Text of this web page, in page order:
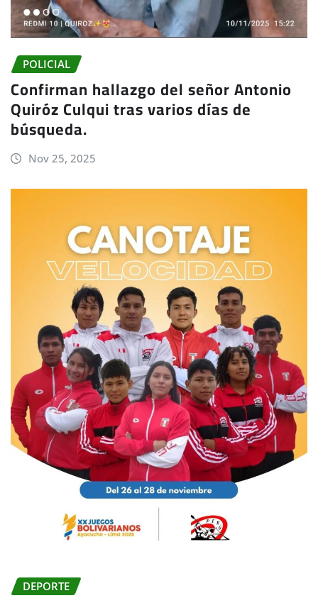
POLICIAL
Confirman hallazgo del señor Antonio
Quiróz Culqui tras varios días de
búsqueda.
Nov 25, 2025
DEPORTE